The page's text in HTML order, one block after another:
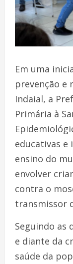
Em uma
prevenção e
Indaial, a
Primária à
educativas
ensino do
envolver
contra o
transmissor
Seguindo as
e diante da
saúde da